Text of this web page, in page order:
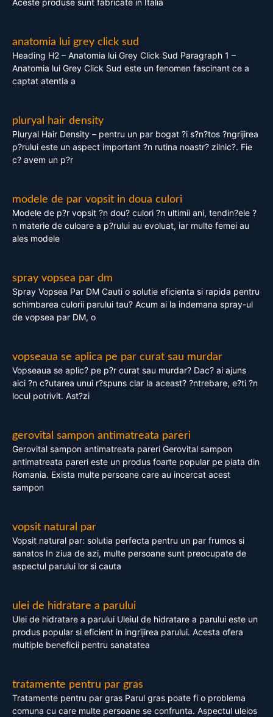
Aceste produse sunt fabricate in Italia
anatomia lui grey click sud
Heading H2 – Anatomia lui Grey Click Sud Paragraph 1 –
Anatomia lui Grey Click Sud este un fenomen fascinant ce a
captat atentia a
pluryal hair density
Pluryal Hair Density – pentru un par bogat ?i s?n?tos ?ngrijirea
p?rului este un aspect important ?n rutina noastr? zilnic?. Fie
c? avem un p?r
modele de par vopsit in doua culori
Modele de p?r vopsit ?n dou? culori ?n ultimii ani, tendin?ele ?
n materie de culoare a p?rului au evoluat, iar multe femei au
ales modele
spray vopsea par dm
Spray Vopsea Par DM Cauti o solutie eficienta si rapida pentru
schimbarea culorii parului tau? Acum ai la indemana spray-ul
de vopsea par DM, o
vopseaua se aplica pe par curat sau murdar
Vopseaua se aplic? pe p?r curat sau murdar? Dac? ai ajuns
aici ?n c?utarea unui r?spuns clar la aceast? ?ntrebare, e?ti ?n
locul potrivit. Ast?zi
gerovital sampon antimatreata pareri
Gerovital sampon antimatreata pareri Gerovital sampon
antimatreata pareri este un produs foarte popular pe piata din
Romania. Exista multe persoane care au incercat acest
sampon
vopsit natural par
Vopsit natural par: solutia perfecta pentru un par frumos si
sanatos In ziua de azi, multe persoane sunt preocupate de
aspectul parului lor si cauta
ulei de hidratare a parului
Ulei de hidratare a parului Uleiul de hidratare a parului este un
produs popular si eficient in ingrijirea parului. Acesta ofera
multiple beneficii pentru sanatatea
tratamente pentru par gras
Tratamente pentru par gras Parul gras poate fi o problema
comuna cu care multe persoane se confrunta. Aspectul uleios